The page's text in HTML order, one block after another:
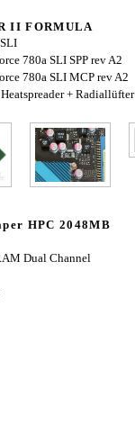
II FORMULA
780a SLI SPP rev A2
780a SLI MCP rev A2
+ Radiallüfter
HPC 2048MB
Dual Channel